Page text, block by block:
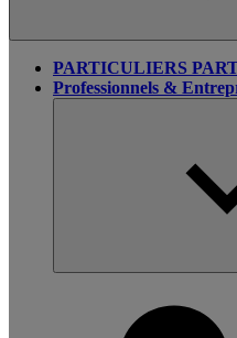
PARTICULIERS
Professionnels &